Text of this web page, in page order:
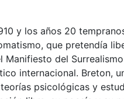
y los años 20
que pretendía
Manifiesto del
internacional. Breton,
psicológicas y